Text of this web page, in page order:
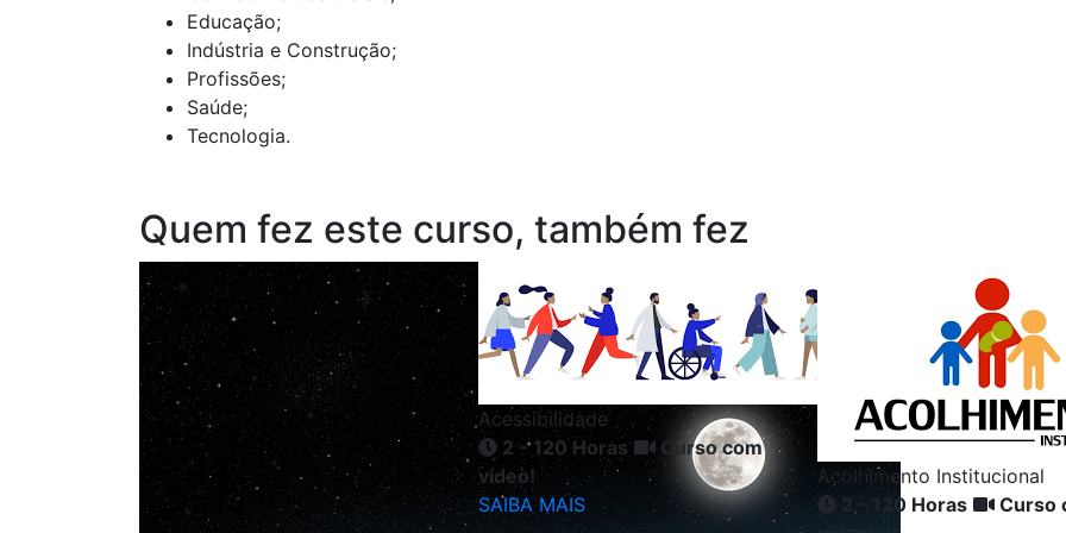
Educação;
Indústria e Construção;
Profissões;
Saúde;
Tecnologia.
Quem fez este curso, também fez
Acessibilidade
2 - 120 Horas
Curso com
vídeo!
SAIBA MAIS
Acolhimento Institucional
2 - 120 Horas
Curso